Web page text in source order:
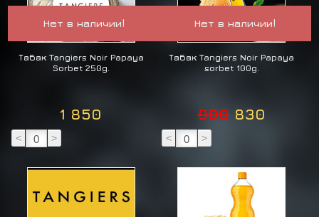
Нет в наличии!
Табак Tangiers Noir Papaya
Sorbet 250g.
1 850
< >
Нет в наличии!
Табак Tangiers Noir Papaya
sorbet 100g.
900 830
< >